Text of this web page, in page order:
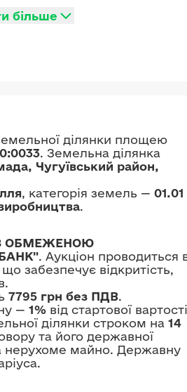
призначення - 01.01
товарного
більше
ділянки площею
. Земельна ділянка
Чугуївський район,
, категорія земель — 01.01
.
ОБМЕЖЕНОЮ
. Аукціон проводиться
що забезпечує відкритість,
7795 грн без ПДВ.
— 1% від стартової
ділянки строком на 14
та його державної
нерухоме майно. Державну